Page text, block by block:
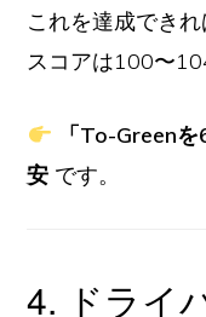
これを達成でき
スコアは100〜
「To-Green
安 です。
4. ドライ